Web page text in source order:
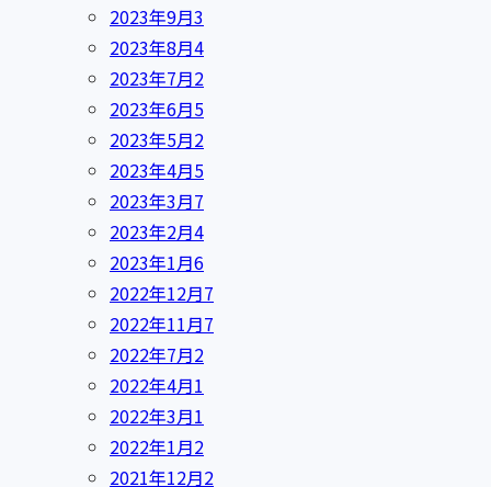
2023年9月3
2023年8月4
2023年7月2
2023年6月5
2023年5月2
2023年4月5
2023年3月7
2023年2月4
2023年1月6
2022年12月7
2022年11月7
2022年7月2
2022年4月1
2022年3月1
2022年1月2
2021年12月2